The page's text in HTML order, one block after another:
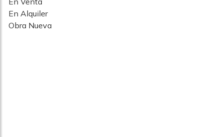
En Alquiler
Obra Nueva